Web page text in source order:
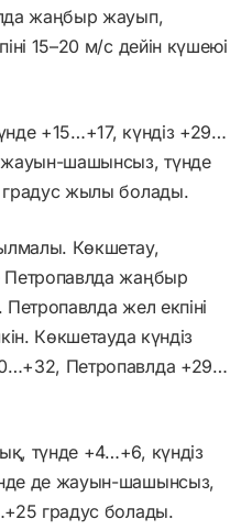
жаңбыр жауып,
15–20 м/с дейін күшеюі
+15…+17, күндіз +29…
жауын-шашынсыз, түнде
градус жылы болады.
Көкшетау,
жаңбыр
жел екпіні
Көкшетауда күндіз
Петропавлда +29…
түнде +4…+6, күндіз
де жауын-шашынсыз,
градус болады.